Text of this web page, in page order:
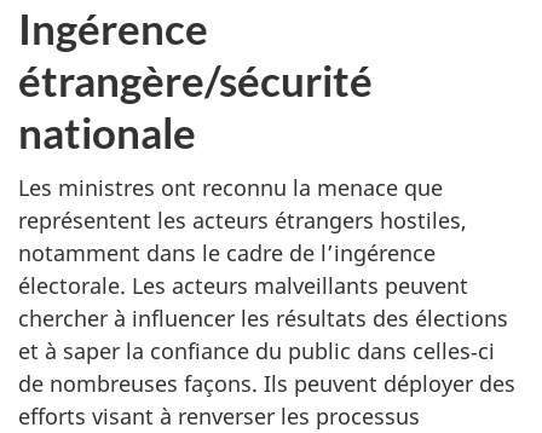
Ingérence
étrangère/sécurité
nationale
Les ministres ont reconnu la menace que
représentent les acteurs étrangers hostiles,
notamment dans le cadre de l’ingérence
électorale. Les acteurs malveillants peuvent
chercher à influencer les résultats des élections
et à saper la confiance du public dans celles‑ci
de nombreuses façons. Ils peuvent déployer des
efforts visant à renverser les processus